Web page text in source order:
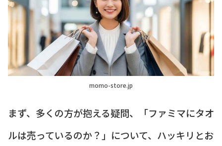
momo-store.jp
まず、多くの方が抱える疑問、「ファミマにタオ
ルは売っているのか？」について、ハッキリとお